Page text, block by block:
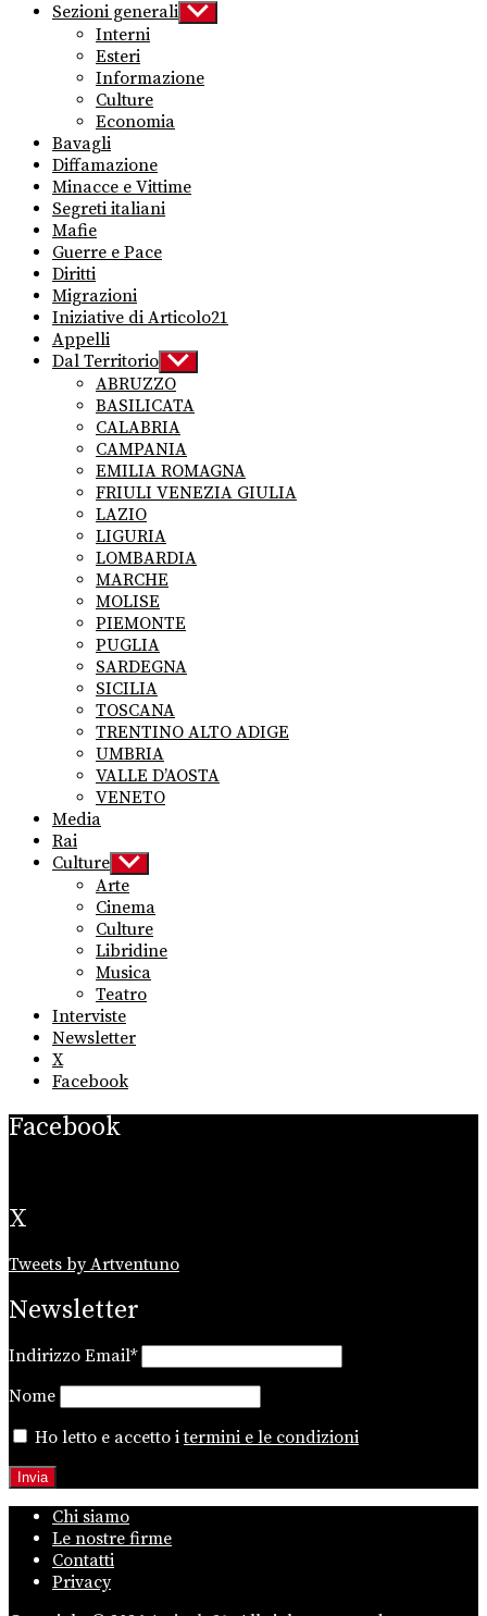
Sezioni generali Show
sub
Interni
Esteri
Informazione
Culture
Economia
Bavagli
Diffamazione
Minacce e Vittime
Segreti italiani
Mafie
Guerre e Pace
Diritti
Migrazioni
Iniziative di Articolo21
Appelli
Dal Territorio Show
sub
menu
ABRUZZO
BASILICATA
CALABRIA
CAMPANIA
EMILIA ROMAGNA
FRIULI VENEZIA GIULIA
LAZIO
LIGURIA
LOMBARDIA
MARCHE
MOLISE
PIEMONTE
PUGLIA
SARDEGNA
SICILIA
TOSCANA
TRENTINO ALTO ADIGE
UMBRIA
VALLE D’AOSTA
VENETO
Media
Rai
Culture Show
sub
menu
Arte
Cinema
Culture
Libridine
Musica
Teatro
Interviste
Newsletter
X
Facebook
Facebook
X
Tweets by Artventuno
Newsletter
Indirizzo Email*
Nome
Ho letto e accetto itermini e le condizioni
Chi siamo
Le nostre firme
Contatti
Privacy